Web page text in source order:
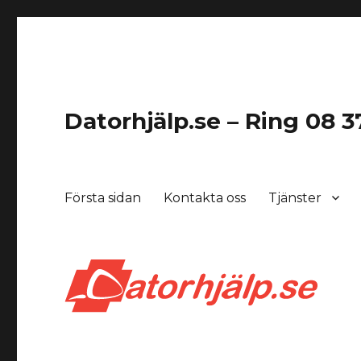
Datorhjälp.se – Ring 08
Första sidan Kontakta oss Tjänster